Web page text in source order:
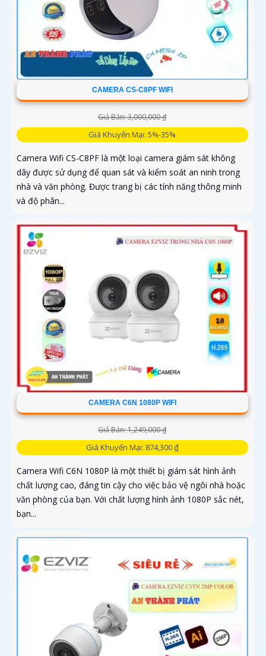
CAMERA CS-C8PF WIFI
Giá Bán: 3,000,000 ₫
Giá Khuyến Mại: 5%-35%
Camera Wifi CS-C8PF là một loại camera giám sát không
dây được sử dụng để quan sát và kiểm soát an ninh trong
nhà và văn phòng. Được trang bị các tính năng thông minh
và độ phân...
CAMERA C6N 1080P WIFI
Giá Bán: 1,249,000 ₫
Giá Khuyến Mại: 874,300 ₫
Camera Wifi C6N 1080P là một thiết bị giám sát hình ảnh
chất lượng cao, đáng tin cậy cho việc bảo vệ ngôi nhà hoặc
văn phòng của bạn. Với chất lượng hình ảnh 1080P sắc nét,
bạn...